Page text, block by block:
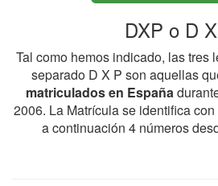
DXP o D
Tal como hemos indicado, las tres
separado D X P son aquellas
matriculados en España
2006. La Matrícula se identifica
a continuación 4 números